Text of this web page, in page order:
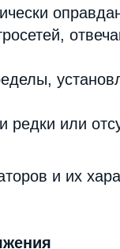
редки или
и их